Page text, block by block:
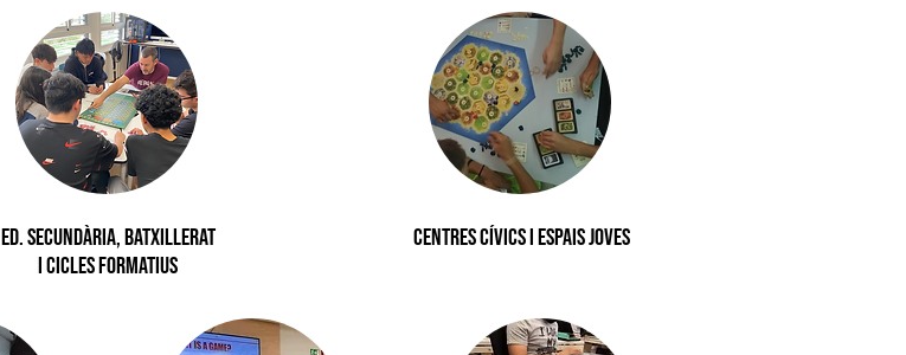
ed. secundària, batxillerat
i cicles formatius
centres cívics i espais joves